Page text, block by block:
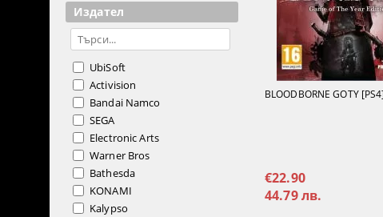
Издател
UbiSoft
Activision
Bandai Namco
SEGA
Electronic Arts
Warner Bros
Bathesda
KONAMI
Kalypso
BLOODBORNE GOTY [PS4]
€22.90
44.79 лв.